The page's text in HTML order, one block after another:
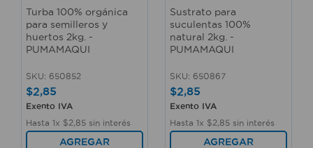
Turba 100% orgánica
para semilleros y
huertos 2kg. -
PUMAMAQUI
SKU: 650852
$2,85
Exento IVA
Hasta 1x $2 85 sin interés
AGREGAR
Sustrato para
suculentas 100%
natural 2kg. -
PUMAMAQUI
SKU: 650867
$2,85
Exento IVA
Hasta 1x $2 85 sin interés
AGREGAR